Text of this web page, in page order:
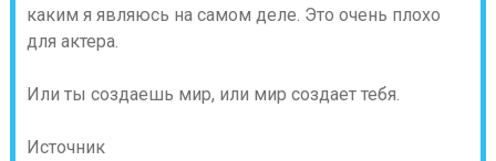
каким я являюсь на самом деле. Это очень плохо
для актера.
Или ты создаешь мир, или мир создает тебя.
Источник